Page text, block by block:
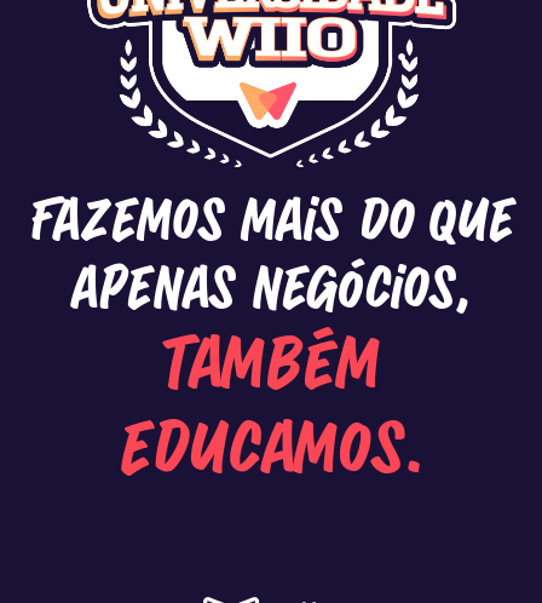
Fazemos mais do que
apenas negócios,
também
educamos.